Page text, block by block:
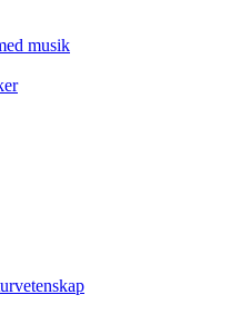
musik